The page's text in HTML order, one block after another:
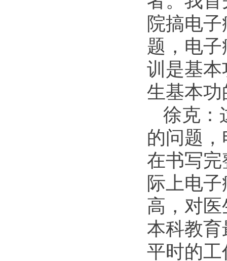
院搞电
题，电
训是基
生基本
徐克：
的问题
在书写
际上电
高，对
本科教
平时的